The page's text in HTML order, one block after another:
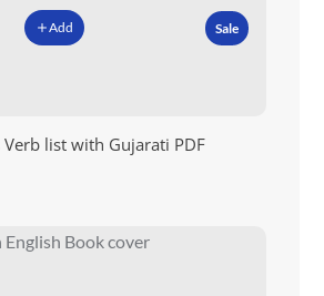
Add Sale
list with Gujarati PDF